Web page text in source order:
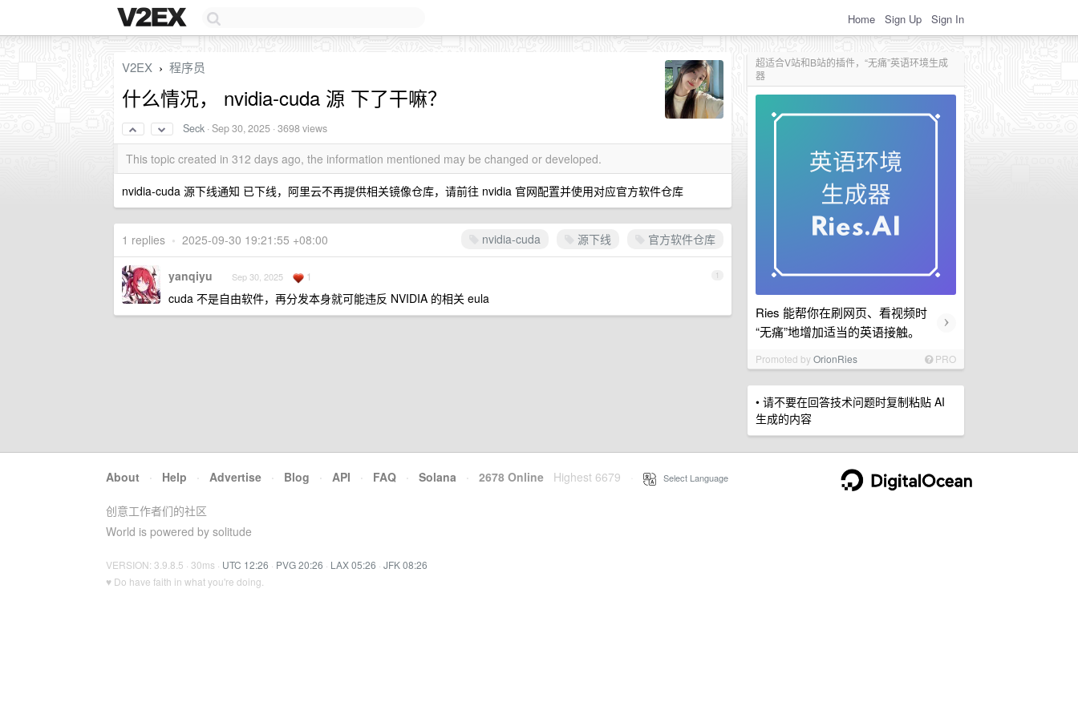
Home Sign Up Sign In
超适合V站和B站的插件，“无痛”英语环境生成
器
Ries 能帮你在刷网页、看视频时
“无痛”地增加适当的英语接触。
›
Promoted byOrionRies PRO
• 请不要在回答技术问题时复制粘贴 AI
生成的内容
V2EX › 程序员
什么情况， nvidia-cuda 源 下了干嘛？
Seck ·Sep 30, 2025 · 3698 views
This topic created in 312 days ago, the information mentioned may be changed or developed.
nvidia-cuda 源下线通知 已下线，阿里云不再提供相关镜像仓库，请前往 nvidia 官网配置并使用对应官方软件仓库
nvidia-cuda 源下线 官方软件仓库
1 replies • 2025-09-30 19:21:55 +08:00
1
yanqiyu Sep 30, 2025 1
cuda 不是自由软件，再分发本身就可能违反 NVIDIA 的相关 eula
About · Help · Advertise · Blog · API · FAQ · Solana · 2678 Online Highest 6679 Select Language
创意工作者们的社区
World is powered by solitude
VERSION: 3.9.8.5 · 30ms · UTC 12:26 · PVG 20:26 · LAX 05:26 · JFK 08:26
♥ Do have faith in what you're doing.